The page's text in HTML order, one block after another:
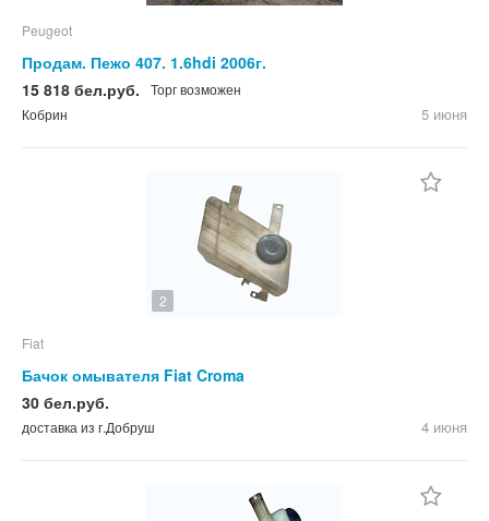
Peugeot
Продам. Пежо 407. 1.6hdi 2006г.
15 818 бел.руб.
Торг возможен
Кобрин
5 июня
2
Fiat
Бачок омывателя Fiat Croma
30 бел.руб.
доставка из г.Добруш 4 июня